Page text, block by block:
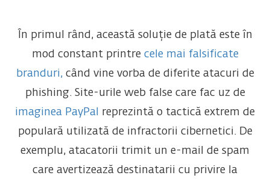
În primul rând, această soluție de plată este în
mod constant printre cele mai falsificate
branduri,când vine vorba de diferite atacuri de
phishing. Site-urile web false care fac uz de
imaginea PayPal
reprezintă o tactică extrem de
populară utilizată de infractorii cibernetici. De
exemplu, atacatorii trimit un e-mail de spam
care avertizează destinatarii cu privire la